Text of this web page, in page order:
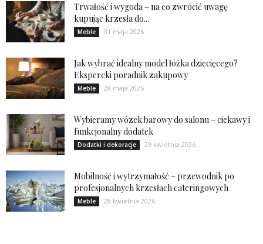
Trwałość i wygoda – na co zwrócić uwagę
kupując krzesła do...
Meble 31 maja 2026
Jak wybrać idealny model łóżka dziecięcego?
Ekspercki poradnik zakupowy
Meble 28 maja 2026
Wybieramy wózek barowy do salonu – ciekawy i
funkcjonalny dodatek
Dodatki i dekoracje 29 kwietnia 2026
Mobilność i wytrzymałość – przewodnik po
profesjonalnych krzesłach cateringowych
Meble 28 kwietnia 2026